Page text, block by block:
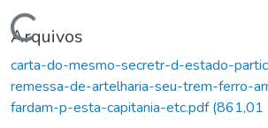
Carregando...
Arquivos
carta-do-mesmo-secretr-d-estado-
remessa-de-artelharia-seu-trem-ferro-
fardam-p-esta-capitania-etc.pdf(861,01